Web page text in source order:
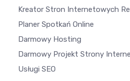
Kreator Stron Internetowych
Planer Spotkań Online
Darmowy Hosting
Darmowy Projekt Strony
Usługi SEO